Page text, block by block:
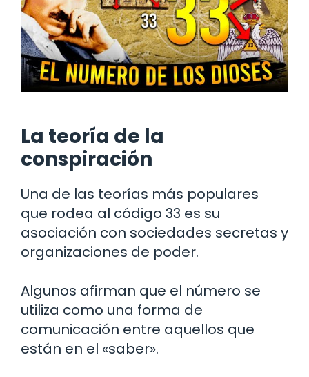
La teoría de la
conspiración
Una de las teorías más populares
que rodea al código 33 es su
asociación con sociedades secretas y
organizaciones de poder.
Algunos afirman que el número se
utiliza como una forma de
comunicación entre aquellos que
están en el «saber».